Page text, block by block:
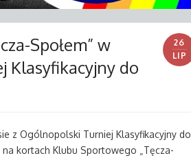
Społem” w
Klasyfikacyjny do
26
LIP
z Ogólnopolski Turniej Klasyfikacyjny do
kortach Klubu Sportowego „Tęcza-